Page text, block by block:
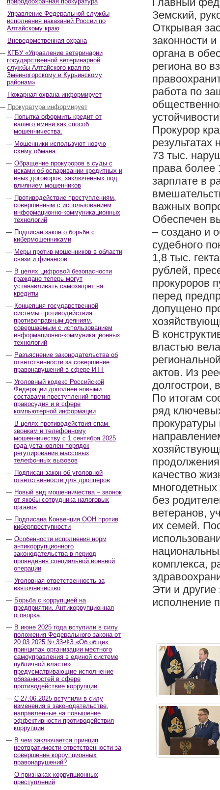
Управление Федеральной службы
исполнения наказаний России по
Алтайскому краю
Вневедомственная охрана
КГБУ «Управление ветеринарии
государственной ветеринарной
службы Алтайского края по
Змеиногорскому и Курьинскому
районам»
Пожарная охрана информирует
Прокуратура информирует
Попытка оформить кредит от
вашего имени как способ
мошенничества.
Мошенники используют новую
схему обмана.
Обращение прокуроров в суды с
исками об оспаривании кредитных и
иных договоров, заключенных под
влиянием мошенников
Противодействие преступлениям,
совершенным с использованием
информационно-коммуникационных
технологий
Подписан закон о борьбе с
кибермошенниками
Меры против мошенников в области
связи и финансов
В целях цифровой безопасности
граждане теперь могут
устанавливать самозапрет на
кредиты
Концепция государственной
системы противодействия
противоправным деяниям,
совершаемым с использованием
информационно-коммуникационных
технологий
Разъяснение законодательства об
ответственности за совершение
правонарушений в сфере ИТТ
Уголовный кодекс Российской
Федерации дополнен новыми
составами преступлений против
правосудия и в сфере
компьютерной информации
В целях противодействия спам-
звонкам и телефонному
мошенничеству с 1 сентября 2025
года установлен порядок
регулирования массовых
телефонных вызовов
Подписан закон об уголовной
ответственности для дропперов
Новый вид мошенничества – звонок
от якобы сотрудника налоговых
органов
Подписана Конвенция ООН против
киберпреступности
Особенности исполнения норм
антикоррупционного
законодательства в период
проведения специальной военной
операции
Уголовная ответственность за
взяточничество
Борьба с коррупцией на
предприятии. Антикоррупционная
оговорка.
В июне 2025 года вступили в силу
положения Федерального закона от
20.03.2025 № 33-ФЗ «Об общих
принципах организации местного
самоуправления в единой системе
публичной власти»
предусматривающие исполнение
обязанностей в сфере
противодействие коррупции.
С 27.06.2025 вступили в силу
изменения в законодательстве,
направленные на повышение
эффективности противодействия
коррупции
В чем заключается принцип
неотвратимости ответственности за
совершение коррупционных
правонарушений?
О признаках коррупционных
преступлений
Земский,
Открывая
законности
органа в
региона во
работа по
Прокурор
результатах
73 тыс.
права более
зарплате в
важных
Обеспечен
– создано и
судебного
1,8 тыс.
рублей,
прокуроров
перед
допущено
В
властью
актов. Из
долгострои,
По итогам
ряд
качество
без
ветеранов,
их семей.
комплекса,
Эти и
исполнение